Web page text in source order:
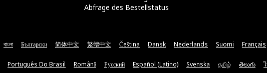
Abfrage des Bestellstatus
বাংলা Български 简体中文 繁體中文 Čeština Dansk Nederlands Suomi Français
Português Do Brasil Română Русский Español (Latino) Svenska தமிழ் తెలుగు